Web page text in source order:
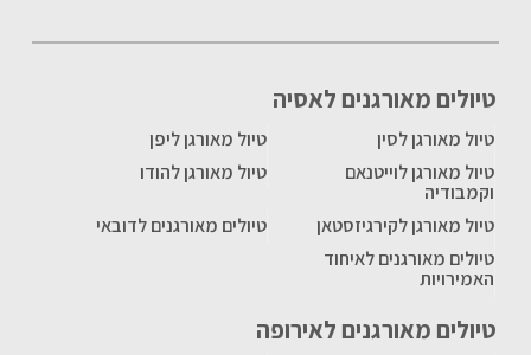
טיולים מאורגנים לאסיה
טיול מאורגן לסין
טיול מאורגן ליפן
טיול מאורגן לוייטנאם
וקמבודיה
טיול מאורגן להודו
טיול מאורגן לקירגיזסטאן
טיולים מאורגנים לדובאי
טיולים מאורגנים לאיחוד
האמירויות
טיולים מאורגנים לאירופה